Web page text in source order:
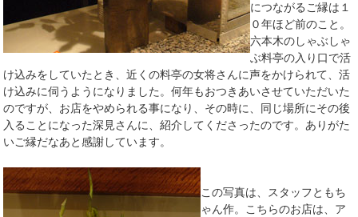
につながるご縁は１
０年ほど前のこと。
六本木のしゃぶしゃ
ぶ料亭の入り口で活
け込みをしていたとき、近くの料亭の女将さんに声をかけられて、活
け込みに伺うようになりました。何年もおつきあいさせていただいた
のですが、お店をやめられる事になり、その時に、同じ場所にその後
入ることになった深見さんに、紹介してくださったのです。ありがた
いご縁だなあと感謝しています。
この写真は、スタッフともち
ゃん作。こちらのお店は、ア